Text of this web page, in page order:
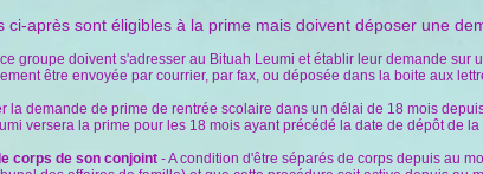
ci-après sont éligibles à la prime mais doivent déposer une
groupe doivent s'adresser au Bituah Leumi et établir leur demande
être envoyée par courrier, par fax, ou déposée dans la boite aux
la demande de prime de rentrée scolaire dans un délai de 18 mois
versera la prime pour les 18 mois ayant précédé la date de dépôt de
corps de son conjoint - A condition d'être séparés de corps depuis au